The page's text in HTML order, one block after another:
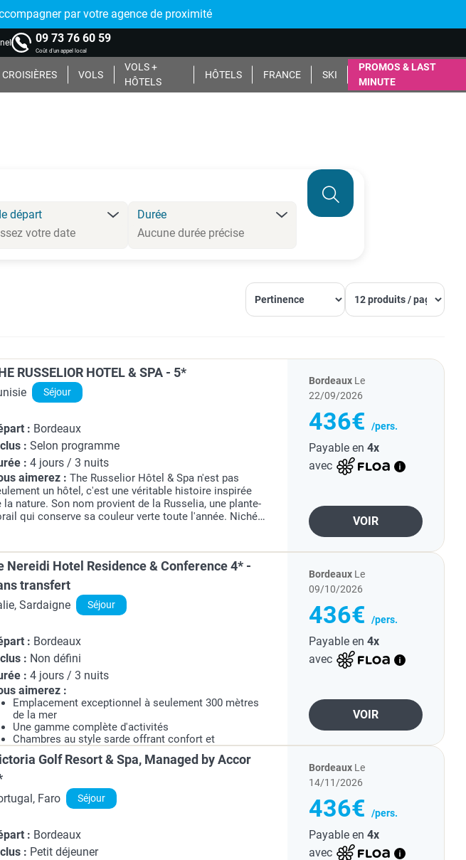
par votre agence de proximité
09 73 76 60 59
Coût d'un appel local
CROISIÈRES VOLS
VOLS +
HÔTELS
HÔTELS FRANCE SKI
PROMOS & LAST
MINUTE
départ Durée
RUSSELIOR HOTEL & SPA - 5*
Séjour
: Bordeaux
: Selon programme
: 4 jours / 3 nuits
aimerez : The Russelior Hôtel & Spa n'est pas
un hôtel, c'est une véritable histoire inspirée
la nature. Son nom provient de la Russelia, une plante-
qui conserve sa couleur verte toute l'année. Niché
Bordeaux Le
22/09/2026
436€ /pers.
Payable en 4x
avec
VOIR
Nereidi Hotel Residence & Conference 4* -
transfert
Sardaigne Séjour
: Bordeaux
: Non défini
: 4 jours / 3 nuits
aimerez :
Emplacement exceptionnel à seulement 300 mètres
de la mer
Une gamme complète d'activités
Chambres au style sarde offrant confort et
tranquillité.
Bordeaux Le
09/10/2026
436€ /pers.
Payable en 4x
avec
VOIR
Golf Resort & Spa, Managed by Accor
Faro Séjour
: Bordeaux
: Petit déjeuner
Bordeaux Le
14/11/2026
436€ /pers.
Payable en 4x
avec